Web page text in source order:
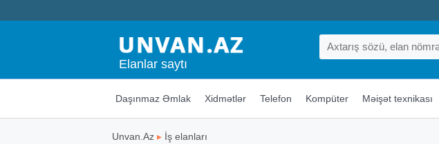
Elanlar saytı
Daşınmaz Əmlak Xidmətlər Telefon Kompüter Məişət texnikası
Unvan.Az ▸ İş elanları